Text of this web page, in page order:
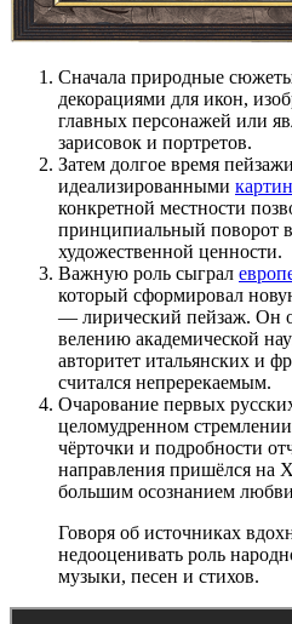
Сначала природные
декорациями для икон,
главных персонажей или
зарисовок и портретов.
Затем долгое время
идеализированными
конкретной местности
принципиальный поворот
художественной ценности.
Важную роль сыграл
который сформировал
— лирический пейзаж. Он
велению академической
авторитет итальянских и
считался непререкаемым.
Очарование первых
целомудренном
чёрточки и подробности
направления пришёлся на
большим осознанием
Говоря об источниках
недооценивать роль
музыки, песен и стихов.